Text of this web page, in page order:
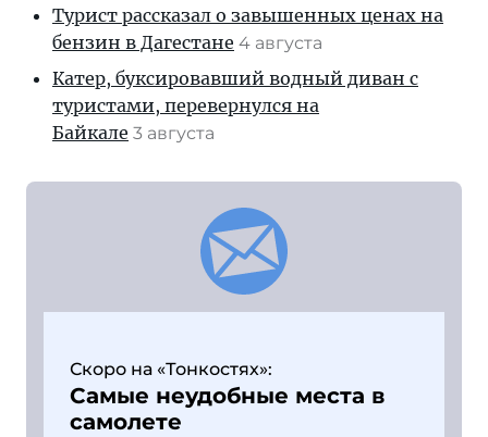
Турист рассказал о завышенных ценах на
бензин в Дагестане 4 августа
Катер, буксировавший водный диван с
туристами, перевернулся на
Байкале 3 августа
Скоро на «Тонкостях»:
Самые неудобные места в
самолете